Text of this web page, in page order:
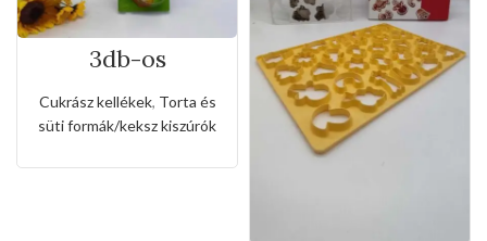
3db-os
kiszúró készlet
cukorka alakkal
Cukrász kellékek, Torta és
süti formák/keksz kiszúrók